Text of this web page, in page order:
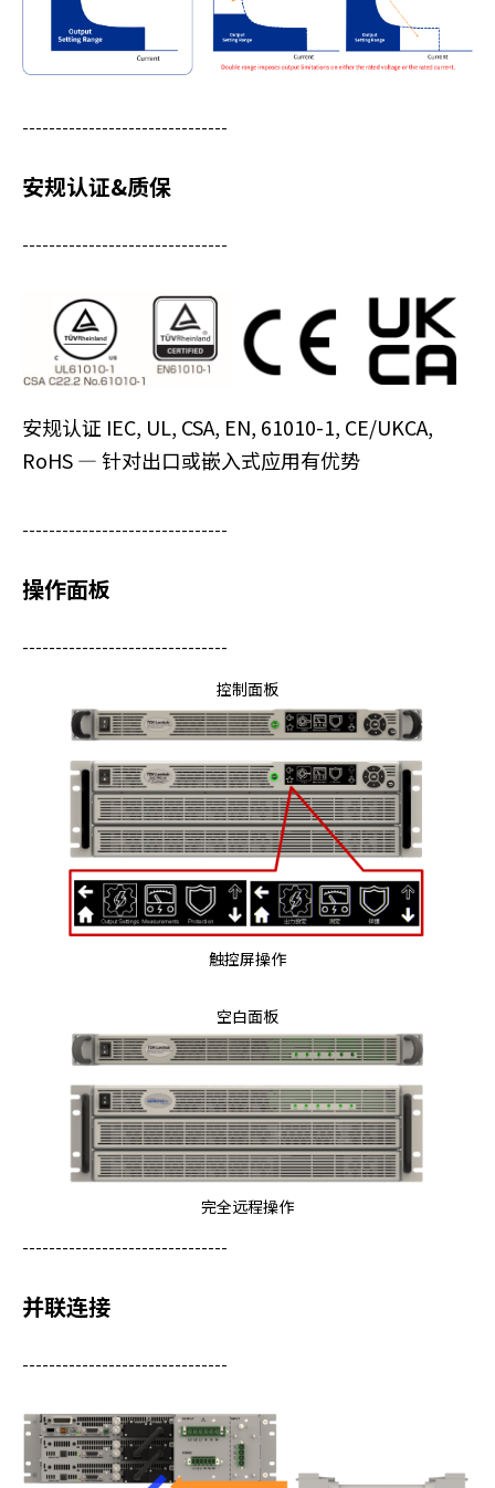
-------------------------------
安规认证&质保
-------------------------------
安规认证 IEC, UL, CSA, EN, 61010-1, CE/UKCA,
RoHS — 针对出口或嵌入式应用有优势
-------------------------------
操作面板
-------------------------------
控制面板
触控屏操作
空白面板
完全远程操作
-------------------------------
并联连接
-------------------------------